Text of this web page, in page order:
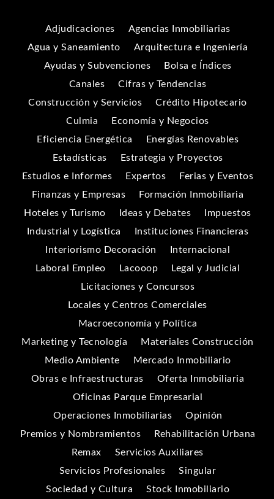
Adjudicaciones
Agencias Inmobiliarias
Agua y Saneamiento
Arquitectura e Ingeniería
Ayudas y Subvenciones
Bolsa e Índices
Canales
Cifras y Tendencias
Construcción y Servicios
Crédito Hipotecario
Culmia
Economía y Negocios
Eficiencia Energética
Energías Renovables
Estadísticas
Estrategia y Proyectos
Estudios e Informes
Expertos
Ferias y Eventos
Finanzas y Empresas
Formación Inmobiliaria
Hoteles y Turismo
Ideas y Debates
Impuestos
Industrial y Logística
Instituciones Financieras
Interiorismo Decoración
Internacional
Laboral Empleo
Lacooop
Legal y Judicial
Licitaciones y Concursos
Locales y Centros Comerciales
Macroeconomía y Política
Marketing y Tecnología
Materiales Construcción
Medio Ambiente
Mercado Inmobiliario
Obras e Infraestructuras
Oferta Inmobiliaria
Oficinas Parque Empresarial
Operaciones Inmobiliarias
Opinión
Premios y Nombramientos
Rehabilitación Urbana
Remax
Servicios Auxiliares
Servicios Profesionales
Singular
Sociedad y Cultura
Stock Inmobiliario